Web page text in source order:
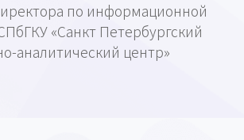
по информационной
«Санкт Петербургский
аналитический центр»